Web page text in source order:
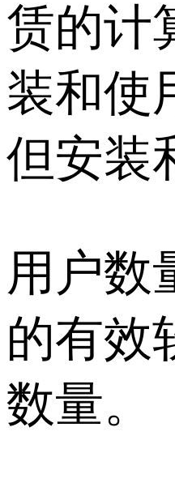
赁的计
装和使
但安装
用户数
的有效
数量。